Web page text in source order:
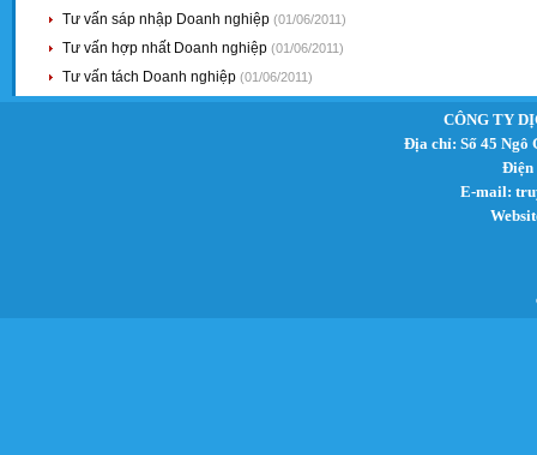
Tư vấn sáp nhập Doanh nghiệp (01/06/2011)
Tư vấn hợp nhất Doanh nghiệp (01/06/2011)
Tư vấn tách Doanh nghiệp (01/06/2011)
CÔNG TY
Địa chỉ: Số 45 Ngô
Điện
E-mail: